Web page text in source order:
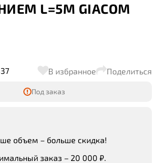
L=5М GIACOM
В избранное Поделиться
Под заказ
объем – больше скидка!
заказ – 20 000 ₽.